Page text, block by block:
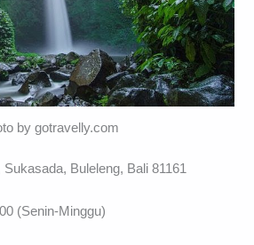
by gotravelly.com
Buleleng, Bali 81161
(Senin-Minggu)